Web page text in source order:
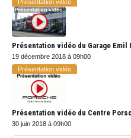
Présentation vidéo
Présentation vidéo du Garage Emil
19 décembre 2018 à 09h00
Présentation vidéo
Présentation vidéo du Centre
30 juin 2018 à 09h00